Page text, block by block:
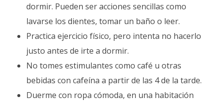
dormir. Pueden ser acciones sencillas como
lavarse los dientes, tomar un baño o leer.
Practica ejercicio físico, pero intenta no hacerlo
justo antes de irte a dormir.
No tomes estimulantes como café u otras
bebidas con cafeína a partir de las 4 de la tarde.
Duerme con ropa cómoda, en una habitación